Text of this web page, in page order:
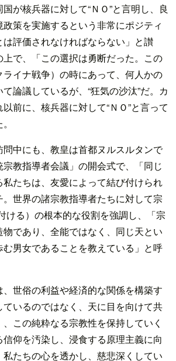
が核兵器に対して“ＮＯ”と言明し、良
策を実施するという非常にポジティ
評価されなければならない」と讃
上で、「この選択は勇断だった。この
イナ戦争）の時にあって、何人かの
論議しているが、“狂気の沙汰”だ。カ
前に、核兵器に対して“ＮＯ”と言って
問中にも、教皇は首都ヌルスルタンで
教指導者会議」の開会式で、「同じ
たちは、友愛によって結び付けられ
世界の諸宗教指導者たちに対して宗
ける）の根本的な役割を強調し、「宗
であり、全能ではなく、同じ天とい
む男女であることを教えている」と呼
世俗の利益や経済的な関係を構築す
ているのではなく、天に目を向けて共
この純粋なる宗教性を保持していく
仰を汚染し、浸食する原理主義に向
たちの心を透かし、慈悲深くしてい